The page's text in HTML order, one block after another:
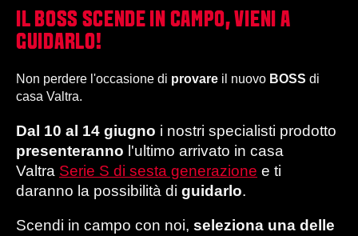
IL BOSS SCENDE IN CAMPO, VIENI A
GUIDARLO!
Non perdere l'occasione di provare il nuovo BOSS di
casa Valtra.
Dal 10 al 14 giugno i nostri specialisti prodotto
presenteranno l'ultimo arrivato in casa
Valtra Serie S di sesta generazione e ti
daranno la possibilità di guidarlo.
Scendi in campo con noi, seleziona una delle